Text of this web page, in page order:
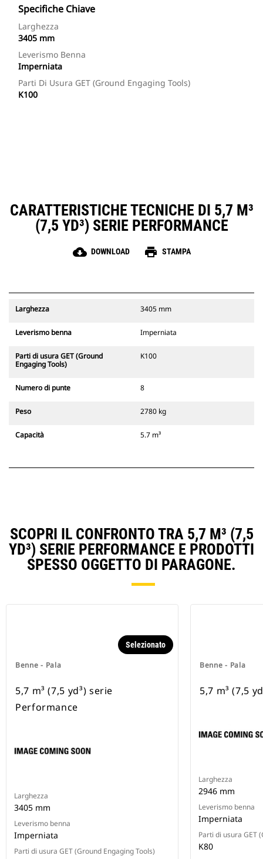
Specifiche Chiave
Larghezza
3405 mm
Leverismo Benna
Imperniata
Parti Di Usura GET (Ground Engaging Tools)
K100
CARATTERISTICHE TECNICHE DI 5,7 M³
(7,5 YD³) SERIE PERFORMANCE
cloud_download DOWNLOAD print STAMPA
Larghezza 3405 mm
Leverismo benna Imperniata
Parti di usura GET (Ground
Engaging Tools)
K100
Numero di punte 8
Peso 2780 kg
Capacità 5.7 m³
SCOPRI IL CONFRONTO TRA 5,7 M³ (7,5
YD³) SERIE PERFORMANCE E PRODOTTI
SPESSO OGGETTO DI PARAGONE.
Benne - Pala
Selezionato
5,7 m³ (7,5 yd³) serie
Performance
Larghezza
3405 mm
Leverismo benna
Imperniata
Parti di usura GET (Ground Engaging Tools)
Benne - Pala
5,7 m³ (7,5
Larghezza
2946 mm
Leverismo benna
Imperniata
Parti di usura GET
K80